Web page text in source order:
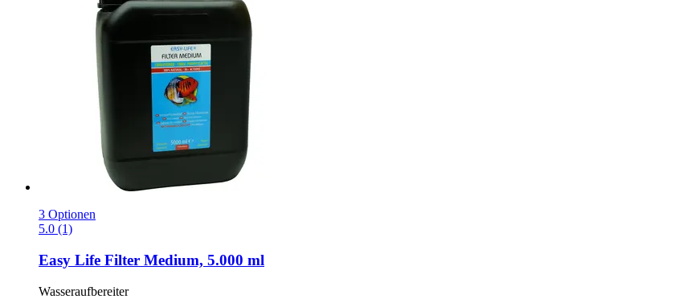
3 Optionen
5.0 (1)
Easy Life Filter Medium, 5.000 ml
Wasseraufbereiter